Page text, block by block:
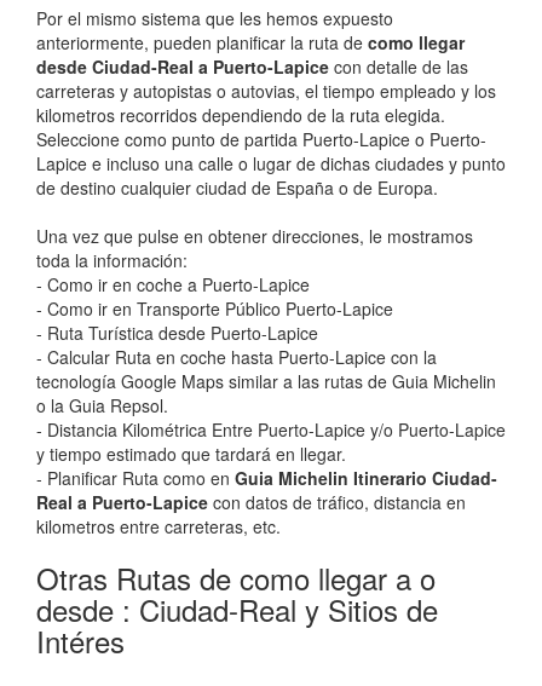
Por el mismo sistema que les hemos expuesto
anteriormente, pueden planificar la ruta de como llegar
desde Ciudad-Real a Puerto-Lapice con detalle de las
carreteras y autopistas o autovias, el tiempo empleado y los
kilometros recorridos dependiendo de la ruta elegida.
Seleccione como punto de partida Puerto-Lapice o Puerto-
Lapice e incluso una calle o lugar de dichas ciudades y punto
de destino cualquier ciudad de España o de Europa.
Una vez que pulse en obtener direcciones, le mostramos
toda la información:
- Como ir en coche a Puerto-Lapice
- Como ir en Transporte Público Puerto-Lapice
- Ruta Turística desde Puerto-Lapice
- Calcular Ruta en coche hasta Puerto-Lapice con la
tecnología Google Maps similar a las rutas de Guia Michelin
o la Guia Repsol.
- Distancia Kilométrica Entre Puerto-Lapice y/o Puerto-Lapice
y tiempo estimado que tardará en llegar.
- Planificar Ruta como en Guia Michelin Itinerario Ciudad-
Real a Puerto-Lapice con datos de tráfico, distancia en
kilometros entre carreteras, etc.
Otras Rutas de como llegar a o
desde : Ciudad-Real y Sitios de
Intéres